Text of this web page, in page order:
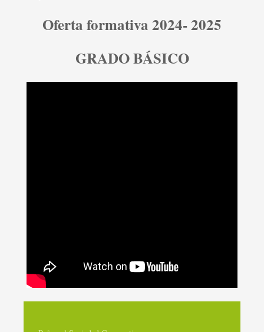
Oferta formativa 2024- 2025
GRADO BÁSICO